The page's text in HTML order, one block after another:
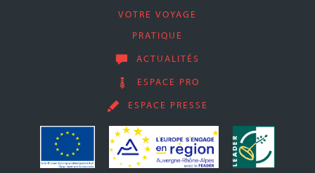
VOTRE VOYAGE
PRATIQUE
ACTUALITÉS
ESPACE PRO
ESPACE PRESSE